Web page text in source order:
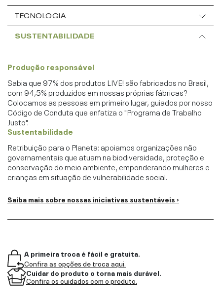
TECNOLOGIA
SUSTENTABILIDADE
Produção responsável
Sabia que 97% dos produtos LIVE! são fabricados no Brasil,
com 94,5% produzidos em nossas próprias fábricas?
Colocamos as pessoas em primeiro lugar, guiados por nosso
Código de Conduta que enfatiza o "Programa de Trabalho
Justo".
Sustentabilidade
Retribuição para o Planeta: apoiamos organizações não
governamentais que atuam na biodiversidade, proteção e
conservação do meio ambiente, emponderando mulheres e
crianças em situação de vulnerabilidade social.
Saiba mais sobre nossas iniciativas sustentáveis ›
A primeira troca é fácil e gratuita.
Confira as opções de troca aqui.
Cuidar do produto o torna mais durável.
Confira os cuidados com o produto.